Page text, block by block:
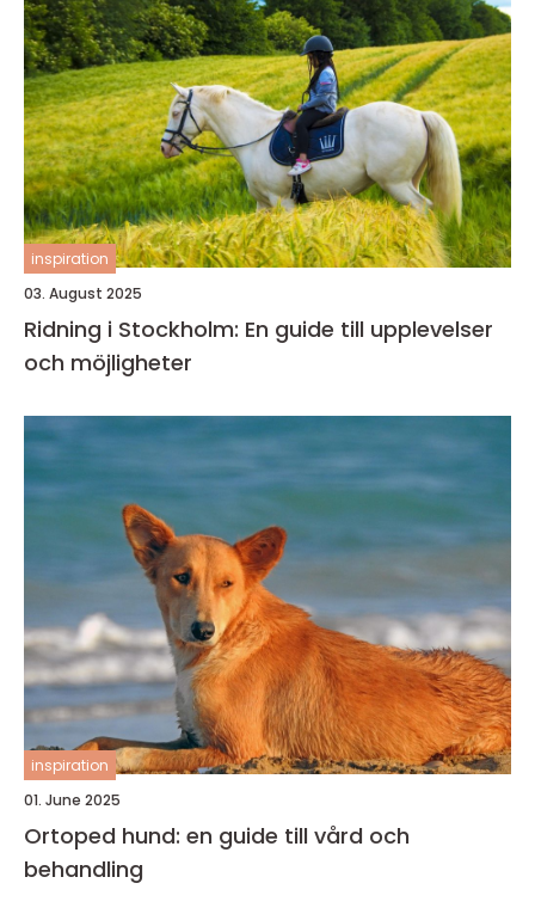
inspiration
03. August 2025
Ridning i Stockholm: En guide till upplevelser
och möjligheter
inspiration
01. June 2025
Ortoped hund: en guide till vård och
behandling